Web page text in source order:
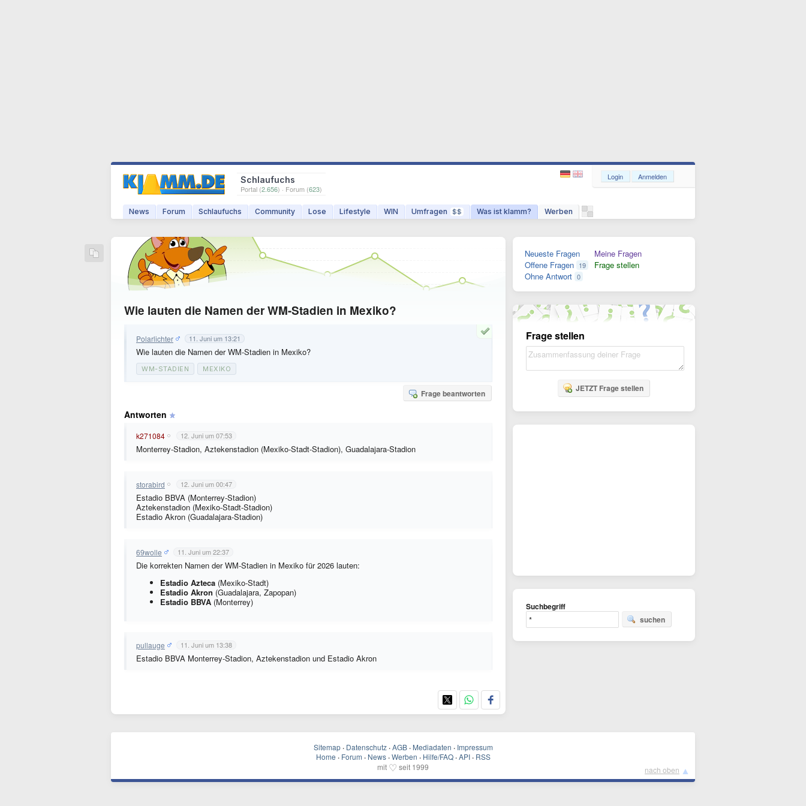
Schlaufuchs
Portal (2.656) · Forum (623)
News Forum Schlaufuchs Community Lose Lifestyle WIN Umfragen $$ Was ist klamm? Werben
Login Anmelden
Wie lauten die Namen der WM-Stadien in Mexiko?
Polarlichter 11. Juni um 13:21
Wie lauten die Namen der WM-Stadien in Mexiko?
WM-STADIEN MEXIKO
Frage beantworten
Antworten
k271084 12. Juni um 07:53
Monterrey-Stadion, Aztekenstadion (Mexiko-Stadt-Stadion), Guadalajara-Stadion
storabird 12. Juni um 00:47
Estadio BBVA (Monterrey-Stadion)
Aztekenstadion (Mexiko-Stadt-Stadion)
Estadio Akron (Guadalajara-Stadion)
69wolle 11. Juni um 22:37
Die korrekten Namen der WM-Stadien in Mexiko für 2026 lauten:
Estadio Azteca (Mexiko-Stadt)
Estadio Akron (Guadalajara, Zapopan)
Estadio BBVA (Monterrey)
pullauge 11. Juni um 13:38
Estadio BBVA Monterrey-Stadion, Aztekenstadion und Estadio Akron
Neueste Fragen
Offene Fragen 19
Ohne Antwort 0
Meine Fragen
Frage stellen
Frage stellen
JETZT Frage stellen
Suchbegriff
suchen
Sitemap · Datenschutz · AGB · Mediadaten · Impressum
Home · Forum · News · Werben · Hilfe/FAQ · API · RSS
mit ♡ seit 1999 nach oben ▲